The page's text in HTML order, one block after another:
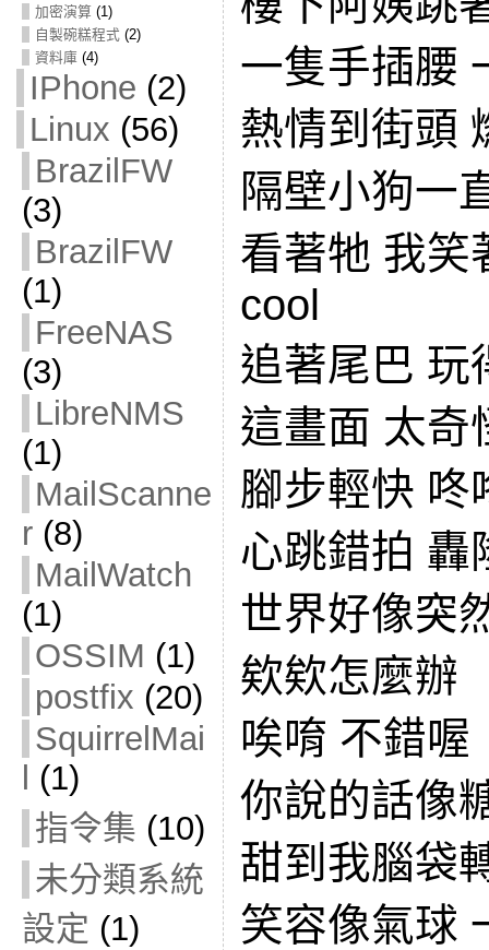
加密演算(1)
自製碗糕程式(2)
資料庫(4)
IPhone (2)
Linux (56)
BrazilFW
(3)
BrazilFW
(1)
FreeNAS
(3)
LibreNMS
(1)
MailScanne
r(8)
MailWatch
(1)
OSSIM (1)
postfix (20)
SquirrelMai
(1)
指令集 (10)
未分類系統
設定 (1)
一隻手插腰
熱情到街頭
隔壁小狗一
看著牠 我笑
cool
追著尾巴 玩
這畫面 太奇
腳步輕快 咚
心跳錯拍 轟
世界好像突
欸欸怎麼辦
唉唷 不錯喔
你說的話像
甜到我腦袋
笑容像氣球